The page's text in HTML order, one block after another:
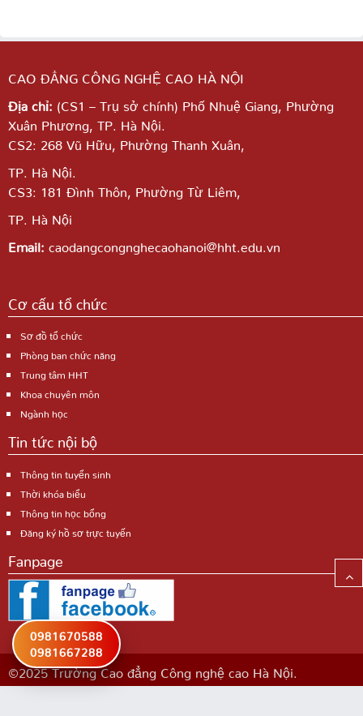
CAO ĐẲNG CÔNG NGHỆ CAO HÀ NỘI
Địa chỉ: (CS1 – Trụ sở chính) Phố Nhuệ Giang, Phường
Xuân Phương, TP. Hà Nội.
CS2: 268 Vũ Hữu, Phường Thanh Xuân,
TP. Hà Nội.
CS3: 181 Đình Thôn, Phường Từ Liêm,
TP. Hà Nội
Email: caodangcongnghecaohanoi@hht.edu.vn
Cơ cấu tổ chức
Sơ đồ tổ chức
Phòng ban chức năng
Trung tâm HHT
Khoa chuyên môn
Ngành học
Tin tức nội bộ
Thông tin tuyển sinh
Thời khóa biểu
Thông tin học bổng
Đăng ký hồ sơ trực tuyến
Fanpage
©2025 Trường Cao đẳng Công nghệ cao Hà Nội.
0981670588
0981667288